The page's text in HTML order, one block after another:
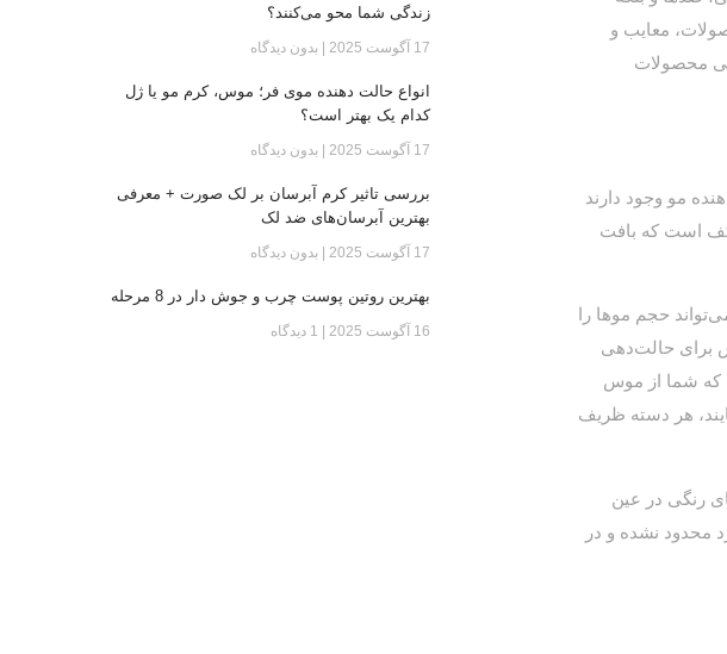
زندگی شما محو می‌کنند؟
17 آگوست 2025 بدون دیدگاه
انواع حالت دهنده موی فر؛ موس، کرم مو یا ژل
کدام یک بهتر است؟
17 آگوست 2025 بدون دیدگاه
بررسی تاثیر کرم آبرسان بر لک صورت + معرفی
بهترین آبرسان‌های ضد لک
17 آگوست 2025 بدون دیدگاه
بهترین روتین پوست چرب و جوش دار در 8 مرحله
16 آگوست 2025
معایب و
محصولات
مو وجود دارند
است که بافت
حجم موها را
برای حالت‌دهی
که شما از موس
هر دسته ظریف
رنگی در عین
محدود نشده و در